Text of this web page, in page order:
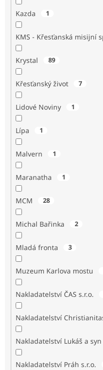
Kazda 1
KMS - Křesťanská misijní
Krystal 89
Křesťanský život 7
Lidové Noviny 1
Lípa 1
Malvern 1
Maranatha 1
MCM 28
Michal Bařinka 2
Mladá fronta 3
Muzeum Karlova mostu
Nakladatelství ČAS s.r.o.
Nakladatelství
Nakladatelství Lukáš a syn
Nakladatelství Práh s.r.o.